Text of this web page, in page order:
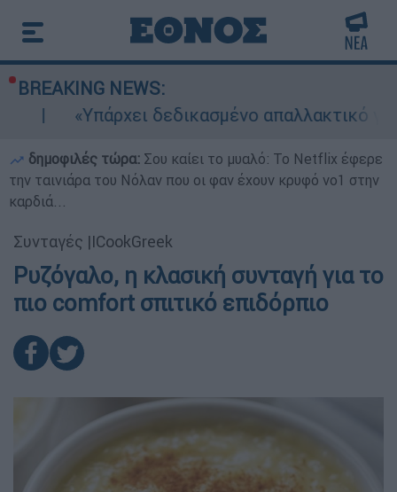
BREAKING NEWS:
«Υπάρχει δεδικασμένο απαλλακτικό
δημοφιλές τώρα: Σου καίει το μυαλό: Το Netflix έφερε
την ταινιάρα του Νόλαν που οι φαν έχουν κρυφό νο1 στην
καρδιά...
Συνταγές |ICookGreek
Ρυζόγαλο, η κλασική συνταγή για το
πιο comfort σπιτικό επιδόρπιο